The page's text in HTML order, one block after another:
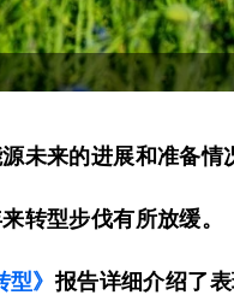
未来的进展和准备情
转型步伐有所放缓。
型》报告详细介绍了